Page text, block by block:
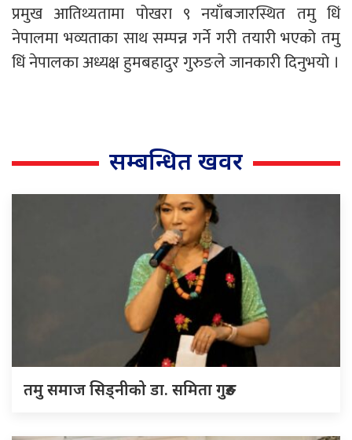
प्रमुख आतिथ्यतामा पोखरा ९ नयाँबजारस्थित तमु धिं
नेपालमा भव्यताका साथ सम्पन्न गर्ने गरी तयारी भएको तमु
धिं नेपालका अध्यक्ष हुमबहादुर गुरुङले जानकारी दिनुभयो ।
सम्बन्धित खवर
तमु समाज सिड्नीको डा. समिता गुरुङ